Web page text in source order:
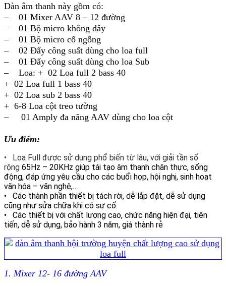
Dàn âm thanh này gồm có:
– 01 Mixer AAV 8 – 12 đường
– 01 Bộ micro không dây
– 01 Bộ micro cổ ngỗng
– 02 Đẩy công suất dùng cho loa full
– 01 Đẩy công suất dùng cho loa Sub
– Loa: + 02 Loa full 2 bass 40
+ 02 Loa full 1 bass 40
+ 02 Loa sub 2 bass 40
+ 6-8 Loa cột treo tường
– 01 Amply đa năng AAV dùng cho loa cột
Ưu điểm:
• Loa Full được sử dụng phổ biến từ lâu, với giải tần số
rộng 65Hz – 20KHz giúp tái tạo âm thanh chân thực, sống
động, đáp ứng yêu cầu cho các buổi họp, hội nghị, sinh hoạt
văn hóa – văn nghệ,…
• Các thành phần thiết bị tách rời, dễ lắp đặt, dễ sử dụng
cũng như sửa chữa khi có sự cố.
• Các thiết bị với chất lượng cao, chức năng hiện đại, tiên
tiến, dễ sử dụng, bảo hành 3 năm, giá thành rẻ
1. Mixer 12- 16 đường AAV